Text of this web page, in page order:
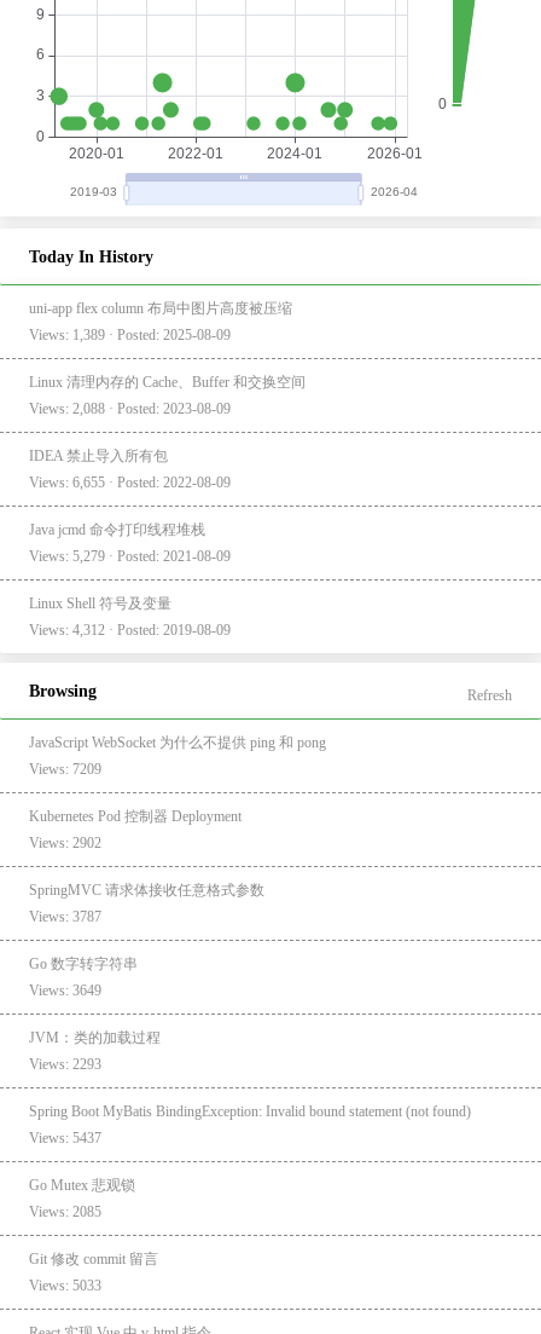
Today In History
uni-app flex column 布局中图片高度被压缩
Views: 1,389 · Posted: 2025-08-09
Linux 清理内存的 Cache、Buffer 和交换空间
Views: 2,088 · Posted: 2023-08-09
IDEA 禁止导入所有包
Views: 6,655 · Posted: 2022-08-09
Java jcmd 命令打印线程堆栈
Views: 5,279 · Posted: 2021-08-09
Linux Shell 符号及变量
Views: 4,312 · Posted: 2019-08-09
Browsing Refresh
JavaScript WebSocket 为什么不提供 ping 和 pong
Views: 7209
Kubernetes Pod 控制器 Deployment
Views: 2902
SpringMVC 请求体接收任意格式参数
Views: 3787
Go 数字转字符串
Views: 3649
JVM：类的加载过程
Views: 2293
Spring Boot MyBatis BindingException: Invalid bound statement (not found)
Views: 5437
Go Mutex 悲观锁
Views: 2085
Git 修改 commit 留言
Views: 5033